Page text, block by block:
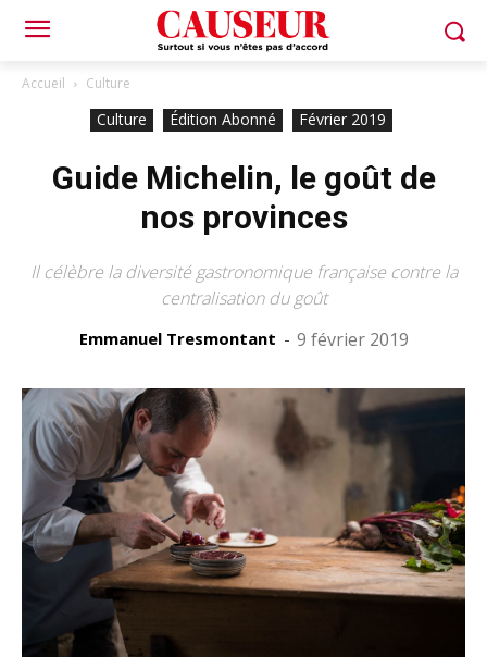
Accueil Culture
Culture Édition Abonné Février 2019
Guide Michelin, le goût de
nos provinces
Il célèbre la diversité gastronomique française contre la
centralisation du goût
Emmanuel Tresmontant - 9 février 2019